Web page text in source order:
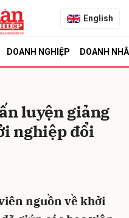
English
DOANH NGHIỆP DOANH
luyện giảng
nghiệp đổi
nguồn về khởi
Hủy